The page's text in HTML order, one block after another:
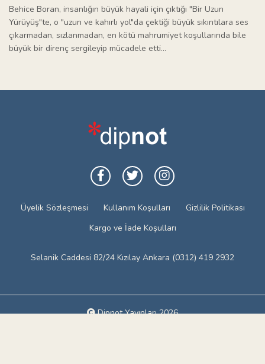
Behice Boran, insanlığın büyük hayali için çıktığı "Bir Uzun
Yürüyüş"te, o "uzun ve kahırlı yol"da çektiği büyük sıkıntılara ses
çıkarmadan, sızlanmadan, en kötü mahrumiyet koşullarında bile
büyük bir direnç sergileyip mücadele etti...
Üyelik Sözleşmesi Kullanım Koşulları
Gizlilik Politikası
Kargo ve İade Koşulları
Selanik Caddesi 82/24 Kızılay Ankara (0312) 419 2932
Dipnot Yayınları 2026